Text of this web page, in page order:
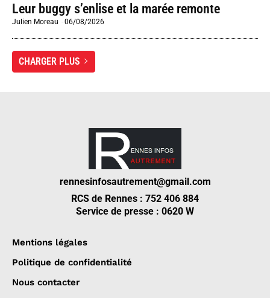
Leur buggy s’enlise et la marée remonte
Julien Moreau -06/08/2026
CHARGER PLUS
rennesinfosautrement@gmail.com
RCS de Rennes : 752 406 884
Service de presse : 0620 W
Mentions légales
Politique de confidentialité
Nous contacter